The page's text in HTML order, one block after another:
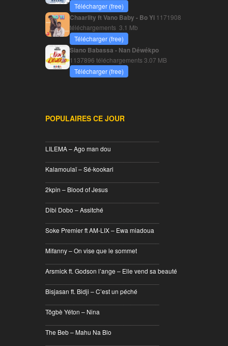
Télécharger (free)
Chaarlity ft Vano Baby - Bo Yi 1171908
téléchargements 3.1 Mb
Télécharger (free)
Siano Babassa - Nan Déwékpo
1137896 téléchargements3.07 MB
Télécharger (free)
POPULAIRES CE JOUR
LILEMA – Ago man dou
Kalamoulaï – Sé-kookari
2kpin – Blood of Jesus
Dibi Dobo – Assitché
Soke Premier ft AM-LIX – Ewa miadoua
Mifanny – On vise que le sommet
Arsmick ft. Godson l’ange – Elle vend sa beauté
Bisjasan ft. Bidji – C’est un péché
Tôgbè Yéton – Nina
The Beb – Mahu Na Blo